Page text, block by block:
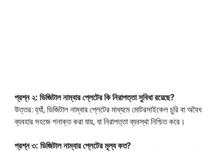
প্রশ্ন ২: ডিজিটাল নাম্বার প্লেটের কি নিরাপত্তা সুবিধা রয়েছে?
উত্তর: হ্যাঁ, ডিজিটাল নাম্বার প্লেটের মাধ্যমে মোটরসাইকেল চুরি বা অবৈধ
ব্যবহার সহজে শনাক্ত করা যায়, যা নিরাপত্তা ব্যবস্থা নিশ্চিত করে।
প্রশ্ন ৩: ডিজিটাল নাম্বার প্লেটের মূল্য কত?